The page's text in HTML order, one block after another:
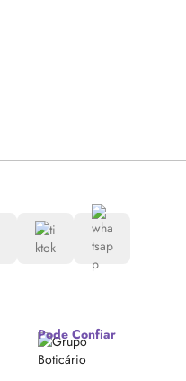
Pode Confiar